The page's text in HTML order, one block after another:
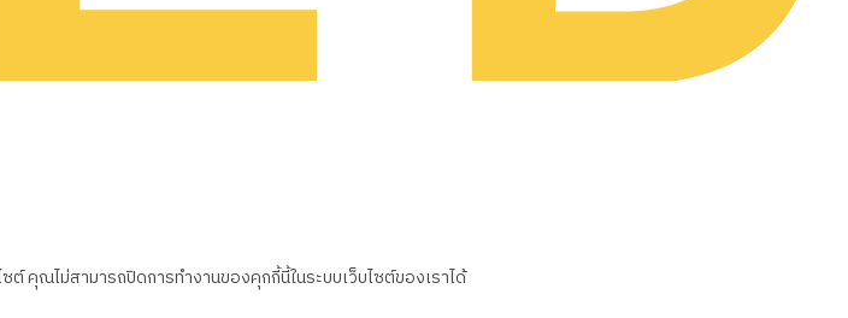
ต์ คุณไม่สามารถปิดการทำงานของคุกกี้นี้ในระบบเว็บไซต์ของเราได้